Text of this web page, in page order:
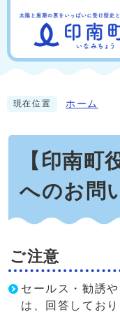
現在位置 ホーム
【印南町
へのお問
ご注意
セールス・勧誘
は、回答しており